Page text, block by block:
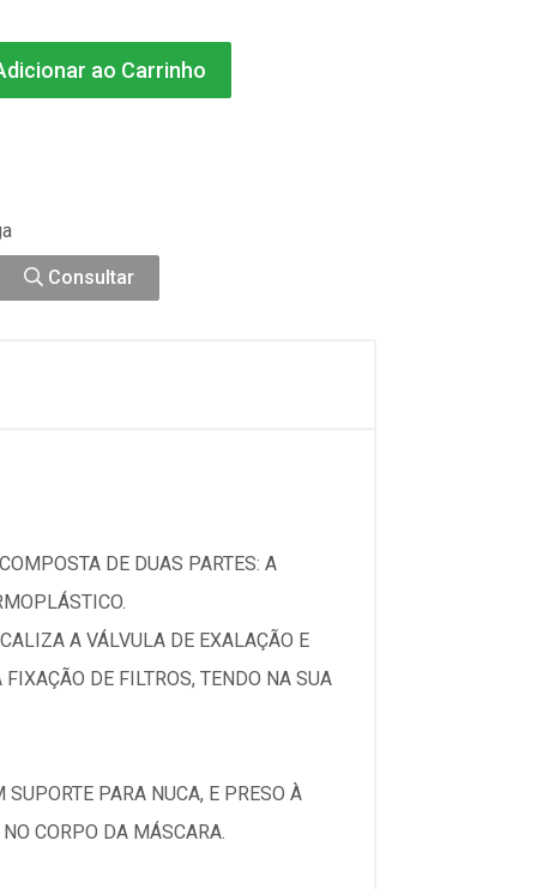
ao Carrinho
Consultar
DE DUAS PARTES: A
A VÁLVULA DE EXALAÇÃO E
DE FILTROS, TENDO NA SUA
PARA NUCA, E PRESO À
CORPO DA MÁSCARA.